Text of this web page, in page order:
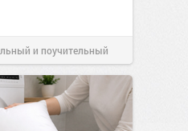
и поучительный